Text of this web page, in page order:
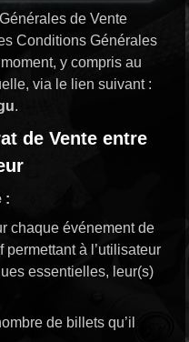
de Vente
Conditions Générales
y compris au
via le lien suivant :
.
de Vente entre
:
chaque événement de
permettant à l’utilisateur
essentielles, leur(s)
de billets qu’il